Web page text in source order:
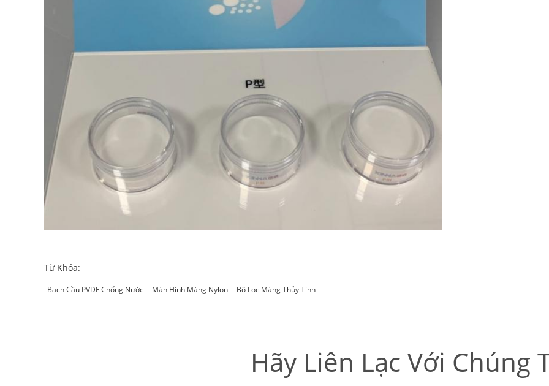
Từ Khóa:
Bạch Cầu PVDF Chống Nước Màn Hình Màng Nylon Bộ Lọc Màng Thủy Tinh
Hãy Liên Lạc Với Chúng